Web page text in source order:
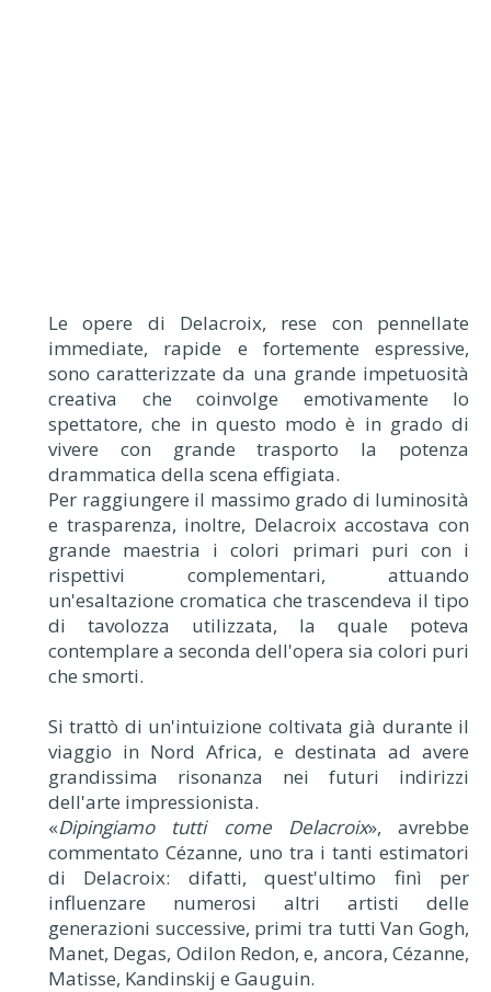
Le opere di Delacroix, rese con pennellate
immediate, rapide e fortemente espressive,
sono caratterizzate da una grande impetuosità
creativa che coinvolge emotivamente lo
spettatore, che in questo modo è in grado di
vivere con grande trasporto la potenza
drammatica della scena effigiata.
Per raggiungere il massimo grado di luminosità
e trasparenza, inoltre, Delacroix accostava con
grande maestria i colori primari puri con i
rispettivi complementari, attuando
un'esaltazione cromatica che trascendeva il tipo
di tavolozza utilizzata, la quale poteva
contemplare a seconda dell'opera sia colori puri
che smorti.
Si trattò di un'intuizione coltivata già durante il
viaggio in Nord Africa, e destinata ad avere
grandissima risonanza nei futuri indirizzi
dell'arte impressionista.
«Dipingiamo tutti come Delacroix», avrebbe
commentato Cézanne, uno tra i tanti estimatori
di Delacroix: difatti, quest'ultimo finì per
influenzare numerosi altri artisti delle
generazioni successive, primi tra tutti Van Gogh,
Manet, Degas, Odilon Redon, e, ancora, Cézanne,
Matisse, Kandinskij e Gauguin.